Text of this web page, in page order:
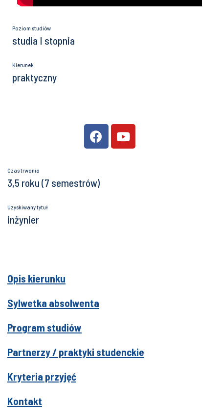
Poziom studiów
studia I stopnia
Kierunek
praktyczny
Czas trwania
3,5 roku (7 semestrów)
Uzyskiwany tytuł
inżynier
Opis kierunku
Sylwetka absolwenta
Program studiów
Partnerzy / praktyki studenckie
Kryteria przyjęć
Kontakt